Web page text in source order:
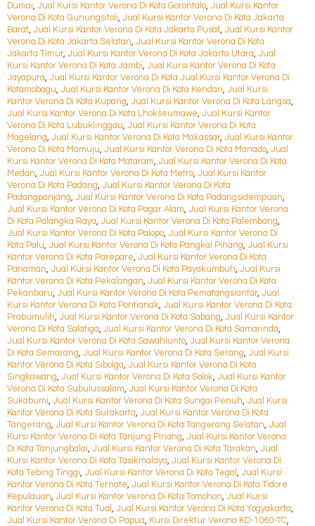
Dumai, Jual Kursi Kantor Verona Di Kota Gorontalo, Jual Kursi Kantor
Verona Di Kota Gunungsitoli, Jual Kursi Kantor Verona Di Kota Jakarta
Barat, Jual Kursi Kantor Verona Di Kota Jakarta Pusat, Jual Kursi Kantor
Verona Di Kota Jakarta Selatan, Jual Kursi Kantor Verona Di Kota
Jakarta Timur, Jual Kursi Kantor Verona Di Kota Jakarta Utara, Jual
Kursi Kantor Verona Di Kota Jambi, Jual Kursi Kantor Verona Di Kota
Jayapura, Jual Kursi Kantor Verona Di Kota Jual Kursi Kantor Verona Di
Kotamobagu, Jual Kursi Kantor Verona Di Kota Kendari, Jual Kursi
Kantor Verona Di Kota Kupang, Jual Kursi Kantor Verona Di Kota Langsa,
Jual Kursi Kantor Verona Di Kota Lhokseumawe, Jual Kursi Kantor
Verona Di Kota Lubuklinggau, Jual Kursi Kantor Verona Di Kota
Magelang, Jual Kursi Kantor Verona Di Kota Makassar, Jual Kursi Kantor
Verona Di Kota Mamuju, Jual Kursi Kantor Verona Di Kota Manado, Jual
Kursi Kantor Verona Di Kota Mataram, Jual Kursi Kantor Verona Di Kota
Medan, Jual Kursi Kantor Verona Di Kota Metro, Jual Kursi Kantor
Verona Di Kota Padang, Jual Kursi Kantor Verona Di Kota
Padangpanjang, Jual Kursi Kantor Verona Di Kota Padangsidempuan,
Jual Kursi Kantor Verona Di Kota Pagar Alam, Jual Kursi Kantor Verona
Di Kota Palangka Raya, Jual Kursi Kantor Verona Di Kota Palembang,
Jual Kursi Kantor Verona Di Kota Palopo, Jual Kursi Kantor Verona Di
Kota Palu, Jual Kursi Kantor Verona Di Kota Pangkal Pinang, Jual Kursi
Kantor Verona Di Kota Parepare, Jual Kursi Kantor Verona Di Kota
Pariaman, Jual Kursi Kantor Verona Di Kota Payakumbuh, Jual Kursi
Kantor Verona Di Kota Pekalongan, Jual Kursi Kantor Verona Di Kota
Pekanbaru, Jual Kursi Kantor Verona Di Kota Pematangsiantar, Jual
Kursi Kantor Verona Di Kota Pontianak, Jual Kursi Kantor Verona Di Kota
Prabumulih, Jual Kursi Kantor Verona Di Kota Sabang, Jual Kursi Kantor
Verona Di Kota Salatiga, Jual Kursi Kantor Verona Di Kota Samarinda,
Jual Kursi Kantor Verona Di Kota Sawahlunto, Jual Kursi Kantor Verona
Di Kota Semarang, Jual Kursi Kantor Verona Di Kota Serang, Jual Kursi
Kantor Verona Di Kota Sibolga, Jual Kursi Kantor Verona Di Kota
Singkawang, Jual Kursi Kantor Verona Di Kota Solok, Jual Kursi Kantor
Verona Di Kota Subulussalam, Jual Kursi Kantor Verona Di Kota
Sukabumi, Jual Kursi Kantor Verona Di Kota Sungai Penuh, Jual Kursi
Kantor Verona Di Kota Surakarta, Jual Kursi Kantor Verona Di Kota
Tangerang, Jual Kursi Kantor Verona Di Kota Tangerang Selatan, Jual
Kursi Kantor Verona Di Kota Tanjung Pinang, Jual Kursi Kantor Verona
Di Kota Tanjungbalai, Jual Kursi Kantor Verona Di Kota Tarakan, Jual
Kursi Kantor Verona Di Kota Tasikmalaya, Jual Kursi Kantor Verona Di
Kota Tebing Tinggi, Jual Kursi Kantor Verona Di Kota Tegal , Jual Kursi
Kantor Verona Di Kota Ternate, Jual Kursi Kantor Verona Di Kota Tidore
Kepulauan, Jual Kursi Kantor Verona Di Kota Tomohon, Jual Kursi
Kantor Verona Di Kota Tual , Jual Kursi Kantor Verona Di Kota Yogyakarta,
Jual Kursi Kantor Verona Di Papua, Kursi Direktur Verona KD-1060-TC,